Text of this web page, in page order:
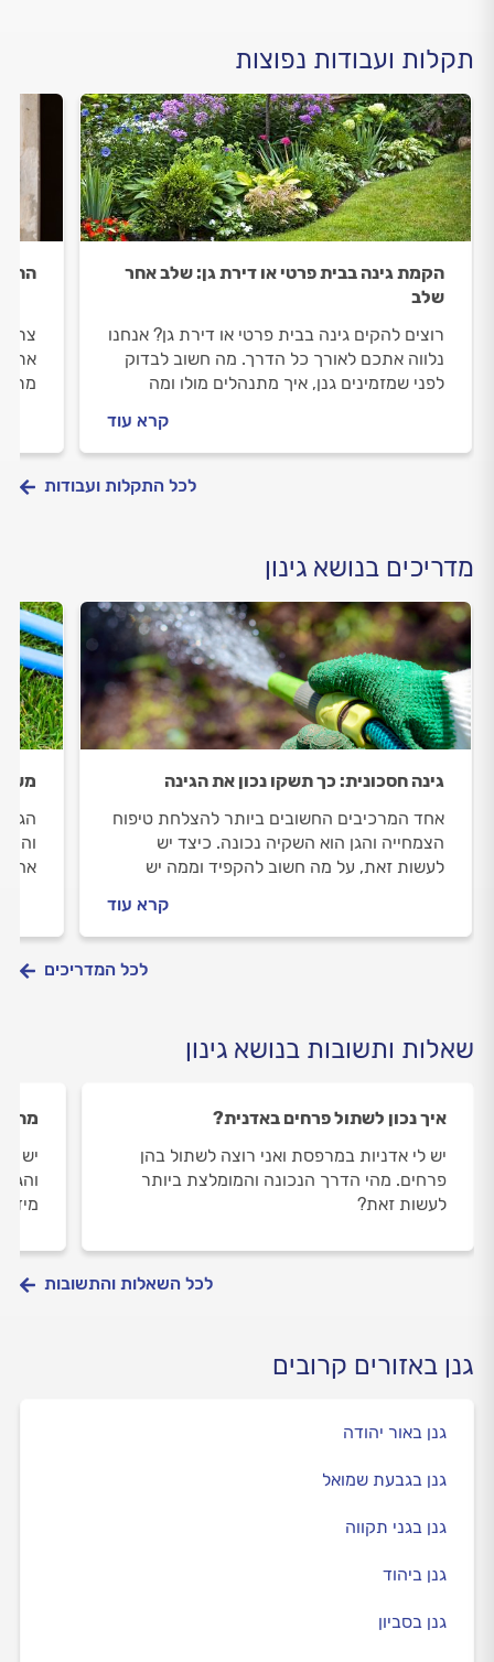
תקלות ועבודות נפוצות
הקמת גינה בבית פרטי או דירת גן: שלב אחר
שלב
רוצים להקים גינה בבית פרטי או דירת גן? אנחנו
נלווה אתכם לאורך כל הדרך. מה חשוב לבדוק
לפני שמזמינים גנן, איך מתנהלים מולו ומה
קרא עוד
לכל התקלות ועבודות
מדריכים בנושא גינון
גינה חסכונית: כך תשקו נכון את הגינה
אחד המרכיבים החשובים ביותר להצלחת טיפוח
הצמחייה והגן הוא השקיה נכונה. כיצד יש
לעשות זאת, על מה חשוב להקפיד וממה יש
קרא עוד
לכל המדריכים
שאלות ותשובות בנושא גינון
איך נכון לשתול פרחים באדנית?
יש לי אדניות במרפסת ואני רוצה לשתול בהן
פרחים. מהי הדרך הנכונה והמומלצת ביותר
לעשות זאת?
מה
יש
לכל השאלות והתשובות
גנן באזורים קרובים
גנן באור יהודה
גנן בגבעת שמואל
גנן בגני תקווה
גנן ביהוד
גנן בסביון